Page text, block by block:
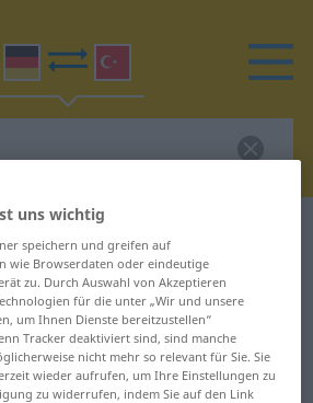
Übersetzung für
Übersetzung
uns wichtig
speichern und greifen auf
wie Browserdaten oder eindeutige
zu. Durch Auswahl von Akzeptieren
für die unter „Wir und unsere
um Ihnen Dienste bereitzustellen“
Tracker deaktiviert sind, sind manche
nicht mehr so relevant für Sie. Sie
wieder aufrufen, um Ihre Einstellungen zu
zu widerrufen, indem Sie auf den Link